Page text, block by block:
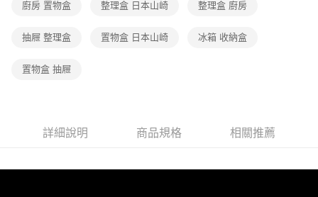
廚房 置物盒 整理盒 日本山崎 整理盒 廚房
抽屜 整理盒 置物盒 日本山崎 冰箱 收納盒
置物盒 抽屜
詳細說明 商品規格 相關推薦